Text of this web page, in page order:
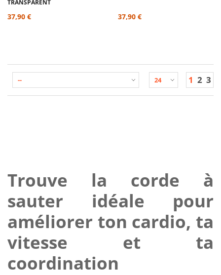
TRANSPARENT
37,90 € 37,90 €
1 2 3
Trouve la corde à
sauter idéale pour
améliorer ton cardio, ta
vitesse et ta
coordination